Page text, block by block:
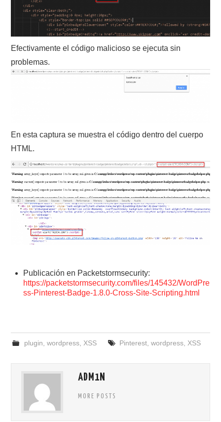
Efectivamente el código malicioso se ejecuta sin
problemas.
En esta captura se muestra el código dentro del cuerpo
HTML.
Publicación en Packetstormsecurity:
https://packetstormsecurity.com/files/145432/WordPre
ss-Pinterest-Badge-1.8.0-Cross-Site-Scripting.html
plugin wordpress, XSS Pinterest, wordpress, XSS
ADM1N
MORE POSTS